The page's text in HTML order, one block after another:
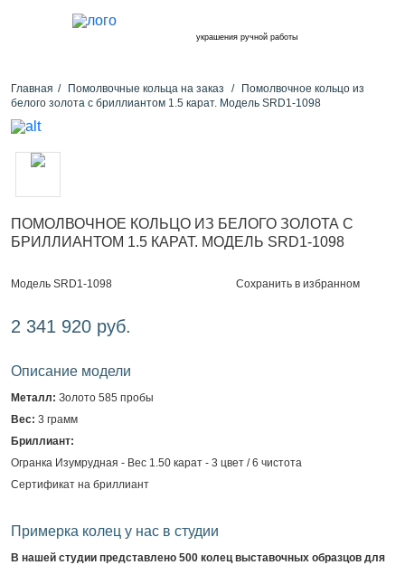
украшения ручной работы
Главная Помолвочные кольца на заказ
Помолвочное кольцо из
белого золота с бриллиантом 1.5 карат. Модель SRD1-1098
ПОМОЛВОЧНОЕ КОЛЬЦО ИЗ БЕЛОГО ЗОЛОТА С
БРИЛЛИАНТОМ 1.5 КАРАТ. МОДЕЛЬ SRD1-1098
Модель SRD1-1098 Сохранить в избранном
2 341 920 руб.
Описание модели
Металл: Золото 585 пробы
Вес: 3 грамм
Бриллиант:
Огранка Изумрудная - Вес 1.50 карат - 3 цвет / 6 чистота
Сертификат на бриллиант
Примерка колец у нас в студии
В нашей студии представлено 500 колец выставочных образцов для